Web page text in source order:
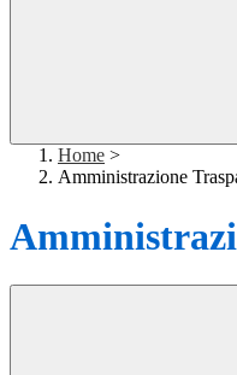
Home >
Amministrazione